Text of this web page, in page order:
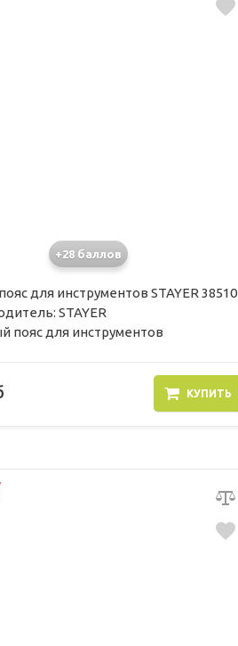
+28 баллов
для инструментов STAYER 38510
STAYER
пояс для инструментов
КУПИТЬ